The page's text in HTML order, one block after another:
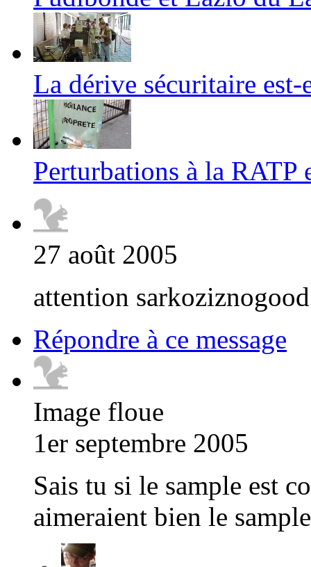
La dérive sécuritaire
Perturbations à la RATP
27 août 2005
attention
Répondre à ce message
Image floue
1er septembre 2005
Sais tu si le sample est
aimeraient bien le